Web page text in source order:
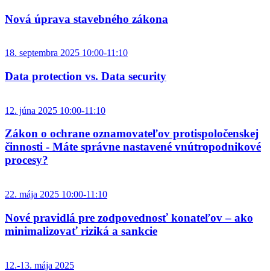
Nová úprava stavebného zákona
18. septembra 2025 10:00-11:10
Data protection vs. Data security
12. júna 2025 10:00-11:10
Zákon o ochrane oznamovateľov protispoločenskej
činnosti - Máte správne nastavené vnútropodnikové
procesy?
22. mája 2025 10:00-11:10
Nové pravidlá pre zodpovednosť konateľov – ako
minimalizovať riziká a sankcie
12.-13. mája 2025